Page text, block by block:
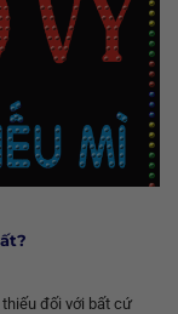
đối với bất cứ